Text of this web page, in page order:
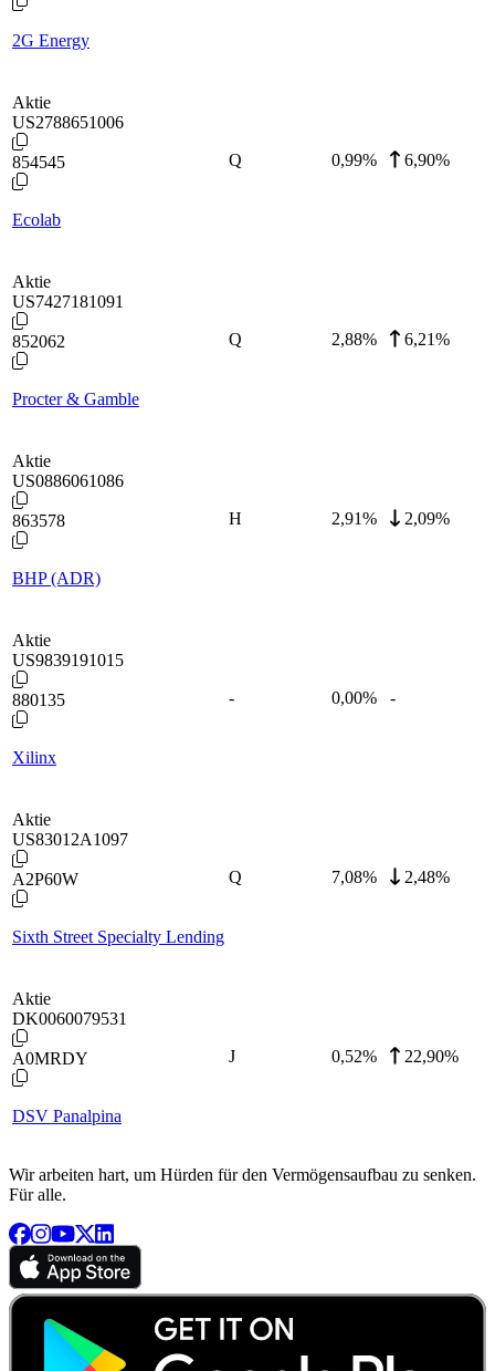
2G Energy
Aktie
US2788651006
854545
Ecolab
Q 0,99% 6,90%
Aktie
US7427181091
852062
Procter & Gamble
Q 2,88% 6,21%
Aktie
US0886061086
863578
BHP (ADR)
H 2,91% 2,09%
Aktie
US9839191015
880135
Xilinx
- 0,00% -
Aktie
US83012A1097
A2P60W
Sixth Street Specialty Lending
Q 7,08% 2,48%
Aktie
DK0060079531
A0MRDY
DSV Panalpina
J 0,52% 22,90%
Wir arbeiten hart, um Hürden für den Vermögensaufbau zu senken.
Für alle.